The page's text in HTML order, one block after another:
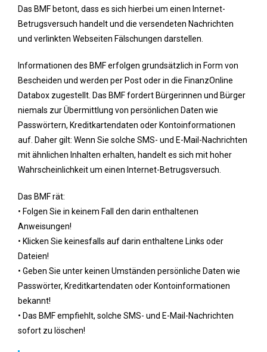
Das BMF betont, dass es sich hierbei um einen Internet-
Betrugsversuch handelt und die versendeten Nachrichten
und verlinkten Webseiten Fälschungen darstellen.
Informationen des BMF erfolgen grundsätzlich in Form von
Bescheiden und werden per Post oder in die FinanzOnline
Databox zugestellt. Das BMF fordert Bürgerinnen und Bürger
niemals zur Übermittlung von persönlichen Daten wie
Passwörtern, Kreditkartendaten oder Kontoinformationen
auf. Daher gilt: Wenn Sie solche SMS- und E-Mail-Nachrichten
mit ähnlichen Inhalten erhalten, handelt es sich mit hoher
Wahrscheinlichkeit um einen Internet-Betrugsversuch.
Das BMF rät:
• Folgen Sie in keinem Fall den darin enthaltenen
Anweisungen!
• Klicken Sie keinesfalls auf darin enthaltene Links oder
Dateien!
• Geben Sie unter keinen Umständen persönliche Daten wie
Passwörter, Kreditkartendaten oder Kontoinformationen
bekannt!
• Das BMF empfiehlt, solche SMS- und E-Mail-Nachrichten
sofort zu löschen!